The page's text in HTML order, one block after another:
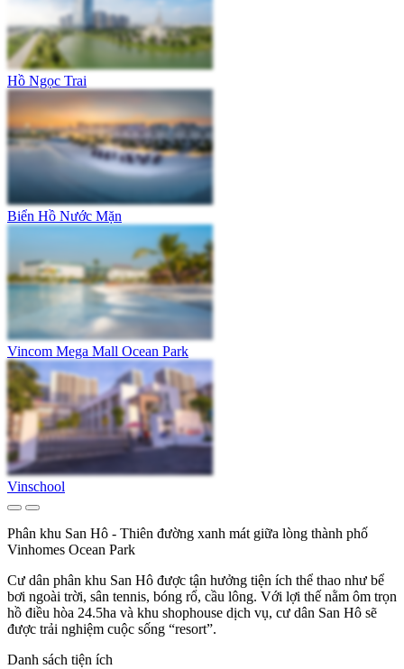
Hồ Ngọc Trai
Biển Hồ Nước Mặn
Vincom Mega Mall Ocean Park
Vinschool
Phân khu San Hô - Thiên đường xanh mát giữa lòng thành phố
Vinhomes Ocean Park
Cư dân phân khu San Hô được tận hưởng tiện ích thể thao như bể
bơi ngoài trời, sân tennis, bóng rổ, cầu lông. Với lợi thế nằm ôm trọn
hồ điều hòa 24.5ha và khu shophouse dịch vụ, cư dân San Hô sẽ
được trải nghiệm cuộc sống “resort”.
Danh sách tiện ích